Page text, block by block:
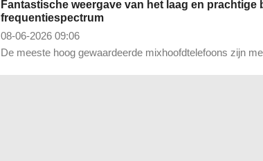
Fantastische weergave van het laag en
frequentiespectrum
08-06-2026 09:06
De meeste hoog gewaardeerde mixhoofdtelefoons zijn